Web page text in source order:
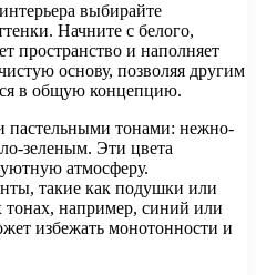
выбирайте
Начните с белого,
пространство и наполняет
основу, позволяя другим
в общую концепцию.
тонами: нежно-
зеленым. Эти цвета
атмосферу.
такие как подушки или
например, синий или
избежать монотонности и